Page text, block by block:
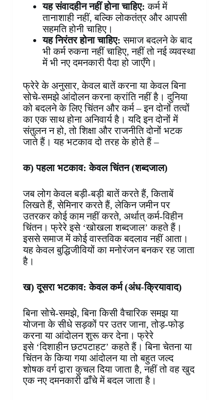
यह संवादहीन नहीं होना चाहिए: कर्म में
तानाशाही नहीं, बल्कि लोकतंत्र और आपसी
सहमति होनी चाहिए।
यह निरंतर होना चाहिए: समाज बदलने के बाद
भी कर्म रुकना नहीं चाहिए, नहीं तो नई व्यवस्था
में भी नए दमनकारी पैदा हो जाएँगे।
फ्रेरे के अनुसार, केवल बातें करना या केवल बिना
सोचे-समझे आंदोलन करना क्रांति नहीं है। दुनिया
को बदलने के लिए चिंतन और कर्म – इन दोनों तत्वों
का एक साथ होना अनिवार्य है। यदि इन दोनों में
संतुलन न हो, तो शिक्षा और राजनीति दोनों भटक
जाते हैं। यह भटकाव दो तरह के होते हैं –
क) पहला भटकाव: केवल चिंतन (शब्दजाल)
जब लोग केवल बड़ी-बड़ी बातें करते हैं, किताबें
लिखते हैं, सेमिनार करते हैं, लेकिन जमीन पर
उतरकर कोई काम नहीं करते, अर्थात् कर्म-विहीन
चिंतन। फ्रेरे इसे ‘खोखला शब्दजाल’ कहते हैं।
इससे समाज में कोई वास्तविक बदलाव नहीं आता।
यह केवल बुद्धिजीवियों का मनोरंजन बनकर रह जाता
है।
ख) दूसरा भटकाव: केवल कर्म (अंध-क्रियावाद)
बिना सोचे-समझे, बिना किसी वैचारिक समझ या
योजना के सीधे सड़कों पर उतर जाना, तोड़-फोड़
करना या आंदोलन शुरू कर देना। फ्रेरे
इसे ‘दिशाहीन छटपटाहट’ कहते हैं। बिना चेतना या
चिंतन के किया गया आंदोलन या तो बहुत जल्द
शोषक वर्ग द्वारा कुचल दिया जाता है, नहीं तो वह खुद
एक नए दमनकारी ढाँचे में बदल जाता है।